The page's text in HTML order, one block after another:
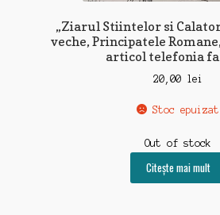
„Ziarul Stiintelor si
veche, Principatele
articol telefonia
20,00 lei
Stoc epuizat
Out of stock
Citește mai mult